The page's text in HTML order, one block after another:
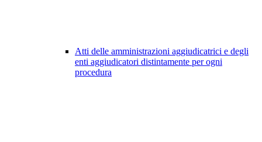
Atti delle amministrazioni aggiudicatrici e degli
enti aggiudicatori distintamente per ogni
procedura